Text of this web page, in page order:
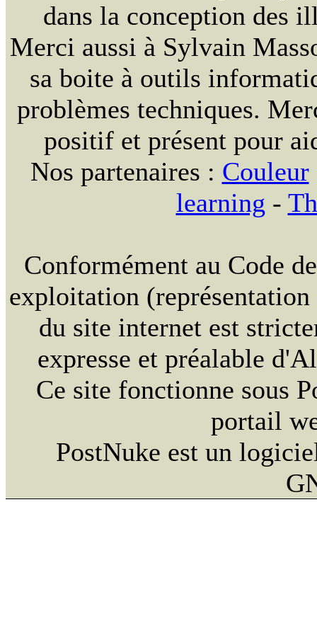
dans la conception des
Merci aussi à Sylvain
sa boite à outils
problèmes techniques.
positif et présent pour
Nos partenaires : Couleur
learning -
Conformément au Code
exploitation
du site internet est
expresse et préalable
Ce site fonctionne sous
portail
PostNuke est un